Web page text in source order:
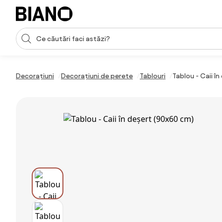
Sari peste navigare, accesează conținutul
Introducerea căutării
Decorațiuni Decorațiuni de perete Tablouri Tablou - Caii